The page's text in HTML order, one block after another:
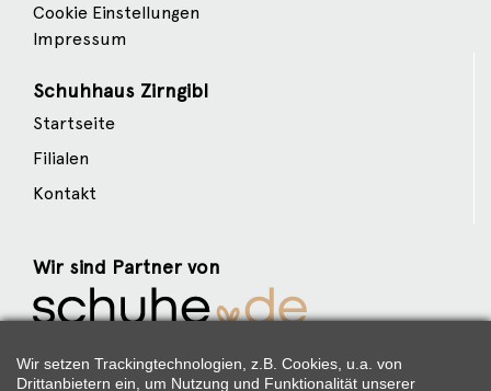
Cookie Einstellungen
Impressum
Schuhhaus Zirngibl
Startseite
Filialen
Kontakt
Wir sind Partner von
Weitere Partner
Wir setzen Trackingtechnologien, z.B. Cookies, u.a. von
Drittanbietern ein, um Nutzung und Funktionalität unserer